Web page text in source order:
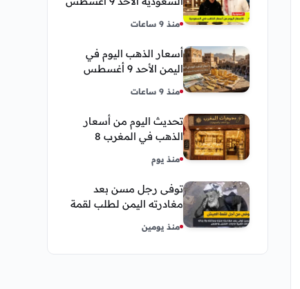
منذ 9 ساعات
أسعار الذهب اليوم في
اليمن الأحد 9 أغسطس
وعدن
منذ 9 ساعات
تحديث اليوم من أسعار
الذهب في المغرب 8
الجنية الذهب
منذ يوم
توفى رجل مسن بعد
مغادرته اليمن لطلب لقمة
يقدمها لإبنته
منذ يومين